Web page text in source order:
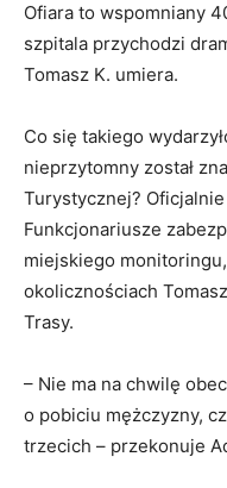
Ofiara to wspomniany
szpitala przychodzi
Tomasz K. umiera.
Co się takiego
nieprzytomny został
Turystycznej?
Funkcjonariusze
miejskiego
okolicznościach
Trasy.
– Nie ma na chwilę
o pobiciu mężczyzny,
trzecich – przekonuje